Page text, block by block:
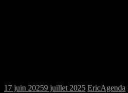
17 juin 20259 juillet 2025 EricAgenda